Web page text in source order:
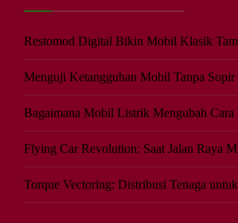
Restomod Digital Bikin Mobil Klasik
Menguji Ketangguhan Mobil Tanpa Sopir
Bagaimana Mobil Listrik Mengubah Cara
Flying Car Revolution: Saat Jalan Raya
Torque Vectoring: Distribusi Tenaga